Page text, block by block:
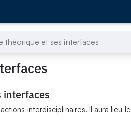
théorique et ses interfaces
interfaces
interdisciplinaires. Il aura lieu le